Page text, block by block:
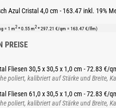
Azul Cristal 4,0 cm - 163.47 inkl. 19%
= 1 m2 * 0.55 m2 * 297.21 €/qm = 163.47 €/lfm)
PREISE
Fliesen 30,5 x 30,5 x 1,0 cm - 72.83 €/
poliert, kalibriert auf Stärke und Breite,
Fliesen 61,0 x 30,5 x 1,0 cm - 72.83 €/
poliert, kalibriert auf Stärke und Breite,